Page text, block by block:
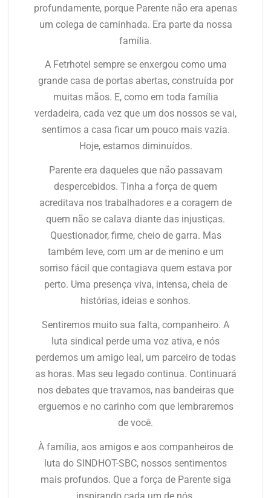
profundamente, porque Parente não era apenas
um colega de caminhada. Era parte da nossa
família.
A Fetrhotel sempre se enxergou como uma
grande casa de portas abertas, construída por
muitas mãos. E, como em toda família
verdadeira, cada vez que um dos nossos se vai,
sentimos a casa ficar um pouco mais vazia.
Hoje, estamos diminuídos.
Parente era daqueles que não passavam
despercebidos. Tinha a força de quem
acreditava nos trabalhadores e a coragem de
quem não se calava diante das injustiças.
Questionador, firme, cheio de garra. Mas
também leve, com um ar de menino e um
sorriso fácil que contagiava quem estava por
perto. Uma presença viva, intensa, cheia de
histórias, ideias e sonhos.
Sentiremos muito sua falta, companheiro. A
luta sindical perde uma voz ativa, e nós
perdemos um amigo leal, um parceiro de todas
as horas. Mas seu legado continua. Continuará
nos debates que travamos, nas bandeiras que
erguemos e no carinho com que lembraremos
de você.
À família, aos amigos e aos companheiros de
luta do SINDHOT-SBC, nossos sentimentos
mais profundos. Que a força de Parente siga